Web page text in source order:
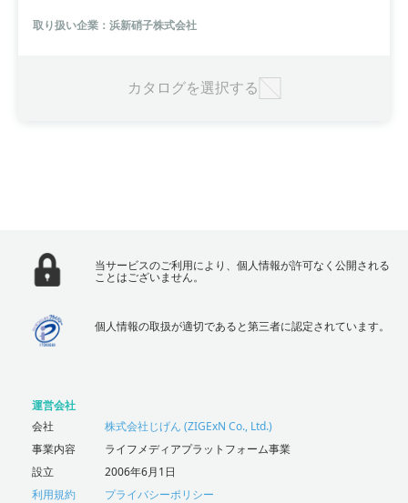
取り扱い企業：浜新硝子株式会社
カタログを選択する
当サービスのご利用により、個人情報が許可なく公開される
ことはございません。
個人情報の取扱が適切であると第三者に認定されています。
運営会社
会社
株式会社じげん (ZIGExN Co., Ltd.)
事業内容
ライフメディアプラットフォーム事業
設立
2006年6月1日
利用規約
プライバシーポリシー